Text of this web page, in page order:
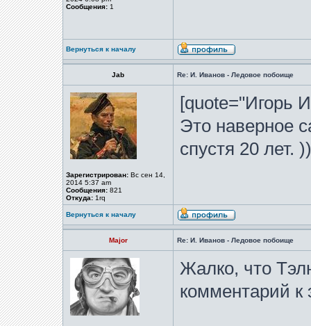
Сообщения: 1
Вернуться к началу
Jab Re: И. Иванов - Ледовое побоище
Зарегистрирован: Вс сен 14,
2014 5:37 am
Сообщения: 821
Откуда: 1rq
[quote="Игорь
Это наверное
спустя 20 лет.
Вернуться к началу
Major Re: И. Иванов - Ледовое побоище
Жалко, что
комментарий к